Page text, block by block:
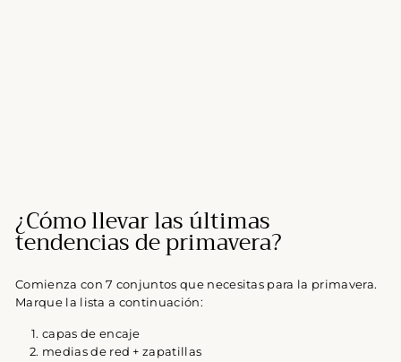
¿Cómo llevar las últimas
tendencias de primavera?
Comienza con 7 conjuntos que necesitas para la primavera.
Marque la lista a continuación:
capas de encaje
medias de red + zapatillas